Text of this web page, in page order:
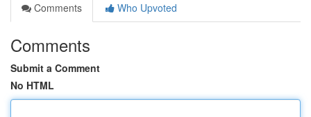
Comments
Who Upvoted
Comments
Submit a Comment
No HTML